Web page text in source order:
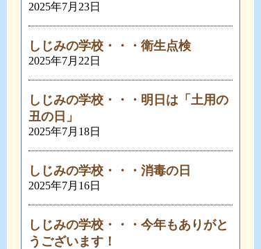
2025年7月23日
しじみの学校・・・衛生点検
2025年7月22日
しじみの学校・・・明日は「土用の
丑の日」
2025年7月18日
しじみの学校・・・消毒の日
2025年7月16日
しじみの学校・・・今年もありがと
うございます！